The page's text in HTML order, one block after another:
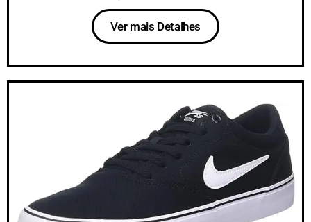
Ver mais Detalhes